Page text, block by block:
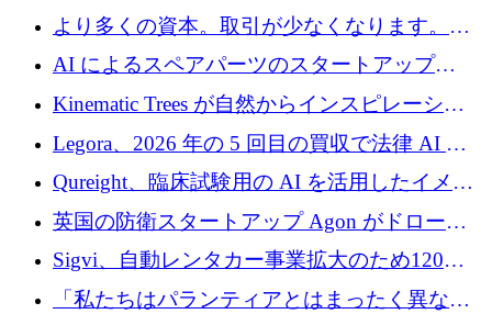
ークの構築に 650 万ドルを調達
より多くの資本。取引が少なくなります。
2026 年上半期がヨーロッパのテクノロジーに
ついて語ること
AI によるスペアパーツのスタートアップ
Intropy が 1,100 万ドルを調達
Kinematic Trees が自然からインスピレーショ
ンを得たロボット ソフトウェアを拡張するた
めに 58 万 5,000 ポンドを調達
Legora、2026 年の 5 回目の買収で法律 AI ス
タートアップ Wexler を買収
Qureight、臨床試験用の AI を活用したイメー
ジング プラットフォームを拡張するためにシ
リーズ B で 2,000 万ドルを確保
英国の防衛スタートアップ Agon がドローン
攻撃に対抗する仮想戦場を構築、3,000 万ドル
を調達
Sigvi、自動レンタカー事業拡大のため120万
ユーロを調達
「私たちはパランティアとはまったく異なる